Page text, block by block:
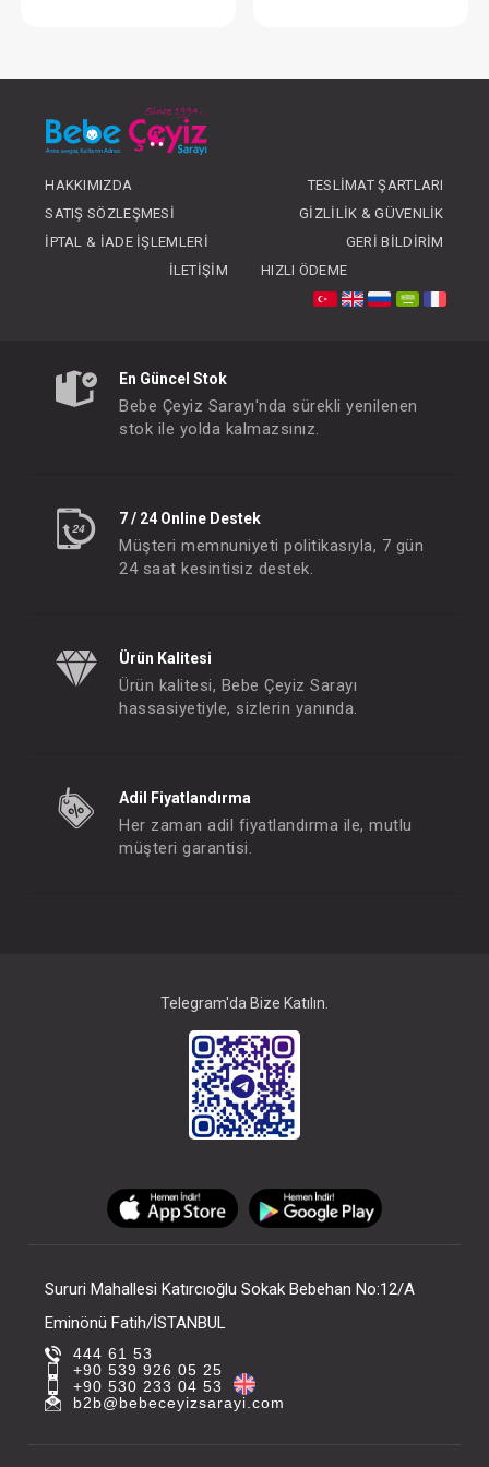
OLUNUZ
HAKKIMIZDA
TESLIMAT ŞARTLARI
SATIŞ SÖZLEŞMESI
GIZLILIK & GÜVENLIK
İPTAL & İADE İŞLEMLERI
GERI BILDIRIM
İLETIŞIM
HIZLI ÖDEME
En Güncel Stok
Bebe Çeyiz Sarayı'nda sürekli yenilenen
stok ile yolda kalmazsınız.
7 / 24 Online Destek
Müşteri memnuniyeti politikasıyla, 7 gün
24 saat kesintisiz destek.
Ürün Kalitesi
Ürün kalitesi, Bebe Çeyiz Sarayı
hassasiyetiyle, sizlerin yanında.
Adil Fiyatlandırma
Her zaman adil fiyatlandırma ile, mutlu
müşteri garantisi.
Telegram'da Bize Katılın.
Sururi Mahallesi Katırcıoğlu Sokak Bebehan No:12/A
Eminönü Fatih/İSTANBUL
444 61 53
+90 539 926 05 25
+90 530 233 04 53
b2b@bebeceyizsarayi.com